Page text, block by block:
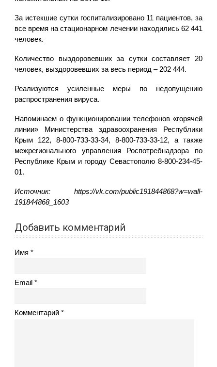
За истекшие сутки госпитализировано 11 пациентов, за
все время на стационарном лечении находились 62 441
человек.
Количество выздоровевших за сутки составляет 20
человек, выздоровевших за весь период – 202 444.
Реализуются усиленные меры по недопущению
распространения вируса.
Напоминаем о функционировании телефонов «горячей
линии» Министерства здравоохранения Республики
Крым 122, 8-800-733-33-34, 8-800-733-33-12, а также
межрегионального управления Роспотребнадзора по
Республике Крым и городу Севастополю 8-800-234-45-
01.
Источник: https://vk.com/public191844868?w=wall-
191844868_1603
Добавить комментарий
Имя
Email
Комментарий